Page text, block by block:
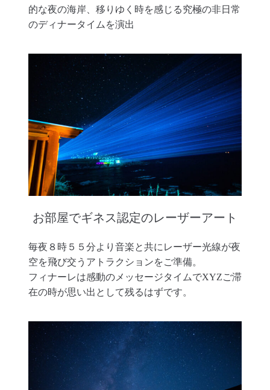
的な夜の海岸、移りゆく時を感じる究極の非日常
のディナータイムを演出
お部屋でギネス認定のレーザーアート
毎夜８時５５分より音楽と共にレーザー光線が夜
空を飛び交うアトラクションをご準備。
フィナーレは感動のメッセージタイムでXYZご滞
在の時が思い出として残るはずです。